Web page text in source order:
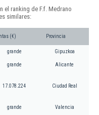
el ranking de F.f. Medrano
similares:
(€) Provincia
grande Gipuzkoa
grande Alicante
17.078.224 Ciudad Real
grande Valencia